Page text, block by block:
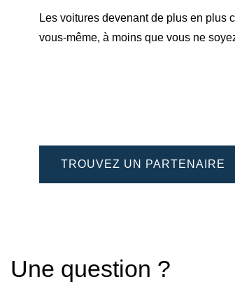
Les voitures devenant de plus en plus
vous-même, à moins que vous ne
TROUVEZ UN PARTENAIRE
Une question ?